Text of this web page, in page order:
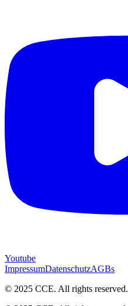
Youtube
ImpressumDatenschutzAGBs
© 2025 CCE. All rights reserved.